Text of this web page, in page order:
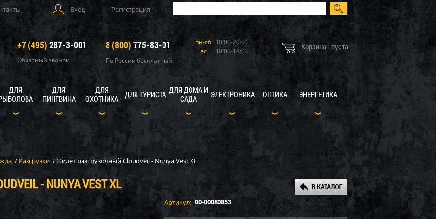
Вход Регистрация
+7 (495) 287-3-001
Обратный звонок
8 (800) 775-83-01
По России бесплатный
пн-сб 10:00-20:00
вс
10:00-18:00 Корзина: пуста
ДЛЯ
ДЛЯ
ПИНГВИНА
ДЛЯ
ОХОТНИКА
ДЛЯ ТУРИСТА ДЛЯ ДОМА И
САДА
ЭЛЕКТРОНИКА ОПТИКА ЭНЕРГЕТИКА
/ Разгрузки /Жилет разгрузочный Cloudveil - Nunya Vest XL
- NUNYA VEST XL
Артикул: 00-00080853